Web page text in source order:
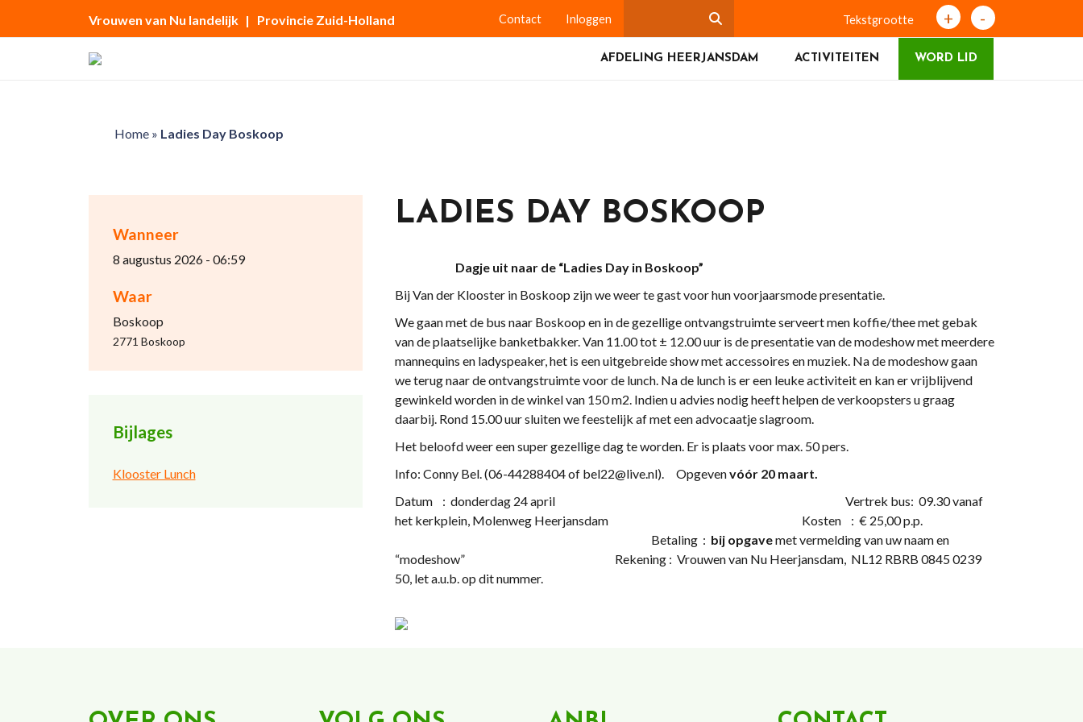
Vrouwen van Nu landelijk | Provincie Zuid-Holland Contact Inloggen Tekstgrootte + -
AFDELING HEERJANSDAM ACTIVITEITEN WORD LID
Home» Ladies Day Boskoop
Wanneer
8 augustus 2026 - 06:59
Waar
Boskoop
2771 Boskoop
Bijlages
Klooster Lunch
LADIES DAY BOSKOOP
Dagje uit naar de “Ladies Day in Boskoop”
Bij Van der Klooster in Boskoop zijn we weer te gast voor hun voorjaarsmode presentatie.
We gaan met de bus naar Boskoop en in de gezellige ontvangstruimte serveert men koffie/thee met gebak
van de plaatselijke banketbakker. Van 11.00 tot ± 12.00 uur is de presentatie van de modeshow met meerdere
mannequins en ladyspeaker, het is een uitgebreide show met accessoires en muziek. Na de modeshow gaan
we terug naar de ontvangstruimte voor de lunch. Na de lunch is er een leuke activiteit en kan er vrijblijvend
gewinkeld worden in de winkel van 150 m2. Indien u advies nodig heeft helpen de verkoopsters u graag
daarbij. Rond 15.00 uur sluiten we feestelijk af met een advocaatje slagroom.
Het beloofd weer een super gezellige dag te worden. Er is plaats voor max. 50 pers.
Info: Conny Bel. (06-44288404 of bel22@live.nl). Opgevenvóór 20 maart.
Datum : donderdag 24 april Vertrek bus: 09.30 vanaf
het kerkplein, Molenweg Heerjansdam Kosten : € 25,00 p.p.
Betaling : bij opgavemet vermelding van uw naam en
“modeshow” Rekening : Vrouwen van Nu Heerjansdam, NL12 RBRB 0845 0239
50, let a.u.b. op dit nummer.